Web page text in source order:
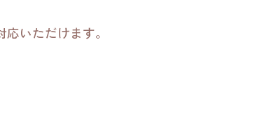
いただけます。